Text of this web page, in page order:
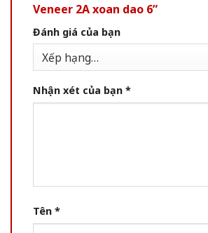
Veneer 2A xoan dao 6”
Đánh giá của bạn
Nhận xét của bạn *
Tên *